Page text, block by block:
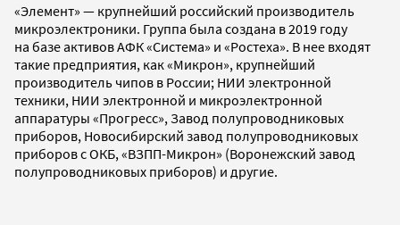
«Элемент» — крупнейший российский производитель
микроэлектроники. Группа была создана в 2019 году
на базе активов АФК «Система» и «Ростеха». В нее входят
такие предприятия, как «Микрон», крупнейший
производитель чипов в России; НИИ электронной
техники, НИИ электронной и микроэлектронной
аппаратуры «Прогресс», Завод полупроводниковых
приборов, Новосибирский завод полупроводниковых
приборов с ОКБ, «ВЗПП-Микрон» (Воронежский завод
полупроводниковых приборов) и другие.